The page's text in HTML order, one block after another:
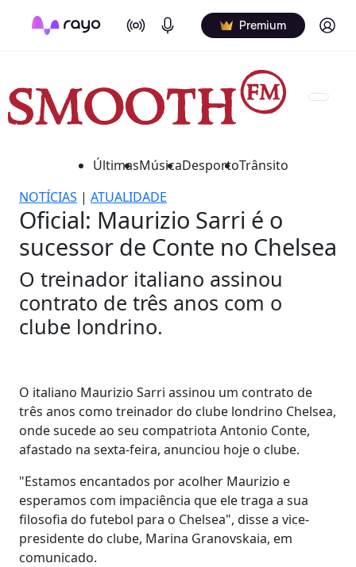
On Air Podcasts Premium Log in
ÚltimasMúsicaDesportoTrânsito
NOTÍCIAS | ATUALIDADE
Oficial: Maurizio Sarri é o
sucessor de Conte no Chelsea
O treinador italiano assinou
contrato de três anos com o
clube londrino.
O italiano Maurizio Sarri assinou um contrato de
três anos como treinador do clube londrino Chelsea,
onde sucede ao seu compatriota Antonio Conte,
afastado na sexta-feira, anunciou hoje o clube.
"Estamos encantados por acolher Maurizio e
esperamos com impaciência que ele traga a sua
filosofia do futebol para o Chelsea", disse a vice-
presidente do clube, Marina Granovskaia, em
comunicado.